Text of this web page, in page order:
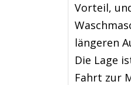
Vorteil,
längeren
Die Lage
Fahrt zur